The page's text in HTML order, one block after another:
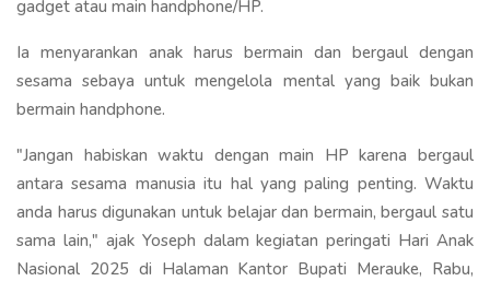
gadget atau main handphone/HP.
Ia menyarankan anak harus bermain dan bergaul dengan
sesama sebaya untuk mengelola mental yang baik bukan
bermain handphone.
"Jangan habiskan waktu dengan main HP karena bergaul
antara sesama manusia itu hal yang paling penting. Waktu
anda harus digunakan untuk belajar dan bermain, bergaul satu
sama lain," ajak Yoseph dalam kegiatan peringati Hari Anak
Nasional 2025 di Halaman Kantor Bupati Merauke, Rabu,